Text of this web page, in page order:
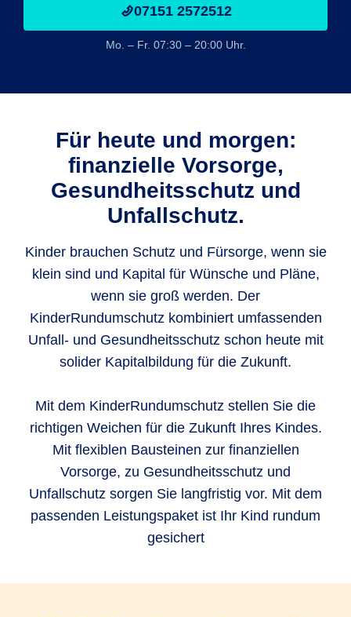
07151 2572512
Mo. – Fr. 07:30 – 20:00 Uhr.
Für heute und morgen:
finanzielle Vorsorge,
Gesundheitsschutz und
Unfallschutz.
Kinder brauchen Schutz und Fürsorge, wenn sie
klein sind und Kapital für Wünsche und Pläne,
wenn sie groß werden. Der
KinderRundumschutz kombiniert umfassenden
Unfall- und Gesundheitsschutz schon heute mit
solider Kapitalbildung für die Zukunft.
Mit dem KinderRundumschutz stellen Sie die
richtigen Weichen für die Zukunft Ihres Kindes.
Mit flexiblen Bausteinen zur finanziellen
Vorsorge, zu Gesundheitsschutz und
Unfallschutz sorgen Sie langfristig vor. Mit dem
passenden Leistungspaket ist Ihr Kind rundum
gesichert